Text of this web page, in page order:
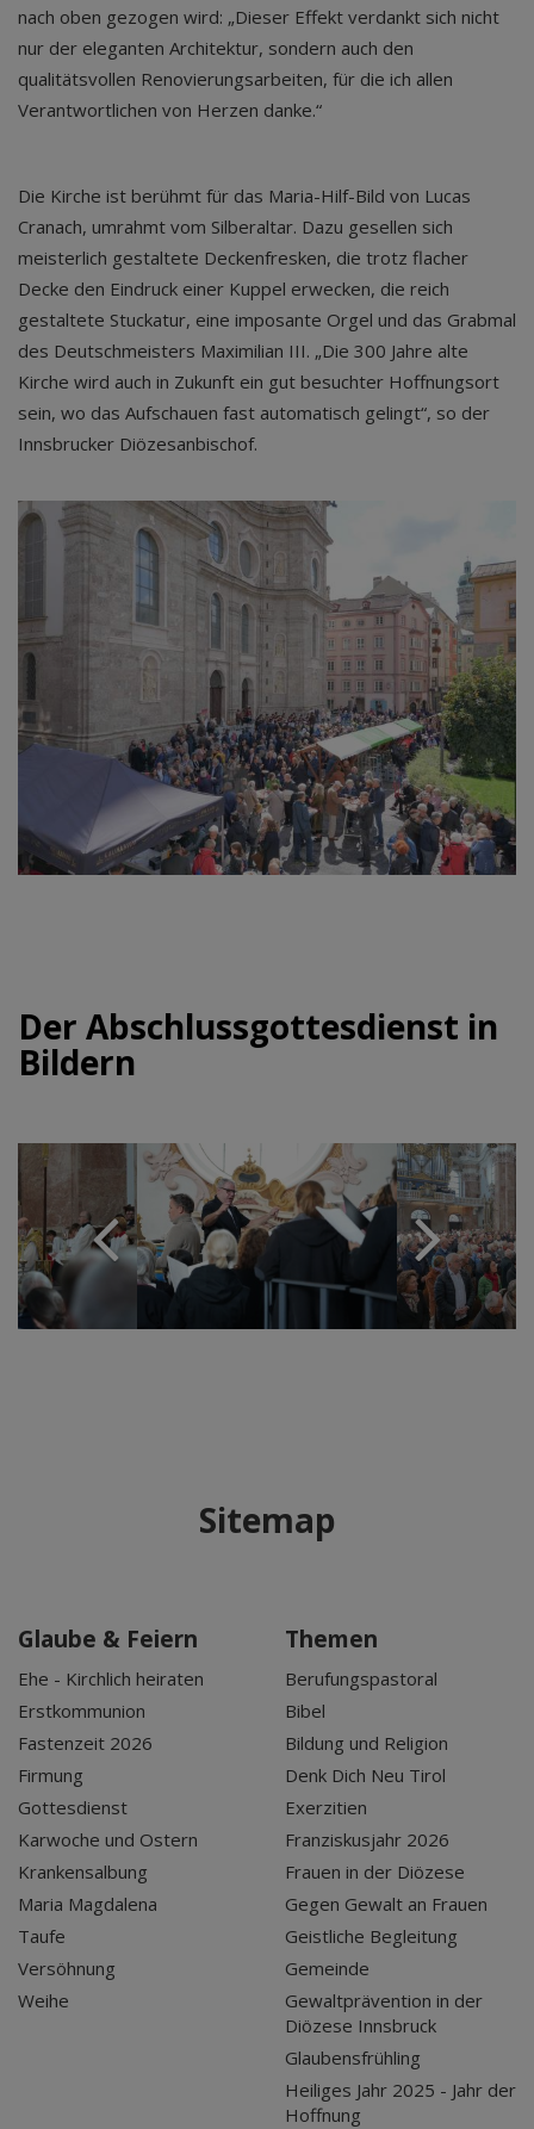
nach oben gezogen wird: „Dieser Effekt verdankt sich nicht
nur der eleganten Architektur, sondern auch den
qualitätsvollen Renovierungsarbeiten, für die ich allen
Verantwortlichen von Herzen danke.“
Die Kirche ist berühmt für das Maria-Hilf-Bild von Lucas
Cranach, umrahmt vom Silberaltar. Dazu gesellen sich
meisterlich gestaltete Deckenfresken, die trotz flacher
Decke den Eindruck einer Kuppel erwecken, die reich
gestaltete Stuckatur, eine imposante Orgel und das Grabmal
des Deutschmeisters Maximilian III. „Die 300 Jahre alte
Kirche wird auch in Zukunft ein gut besuchter Hoffnungsort
sein, wo das Aufschauen fast automatisch gelingt“, so der
Innsbrucker Diözesanbischof.
Der Abschlussgottesdienst in
Bildern
Sitemap
Glaube & Feiern
Ehe - Kirchlich heiraten
Erstkommunion
Fastenzeit 2026
Firmung
Gottesdienst
Karwoche und Ostern
Krankensalbung
Maria Magdalena
Taufe
Versöhnung
Weihe
Themen
Berufungspastoral
Bibel
Bildung und Religion
Denk Dich Neu Tirol
Exerzitien
Franziskusjahr 2026
Frauen in der Diözese
Gegen Gewalt an Frauen
Geistliche Begleitung
Gemeinde
Gewaltprävention in der
Diözese Innsbruck
Glaubensfrühling
Heiliges Jahr 2025 - Jahr der
Hoffnung